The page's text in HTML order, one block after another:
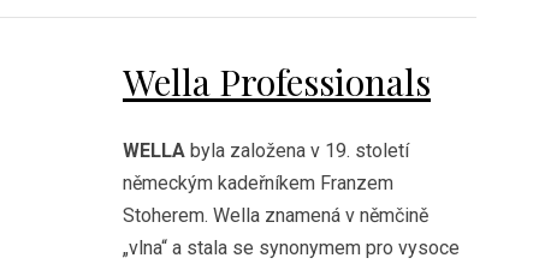
Wella Professionals
WELLA byla založena v 19. století
německým kadeřníkem Franzem
Stoherem. Wella znamená v němčině
„vlna“ a stala se synonymem pro vysoce